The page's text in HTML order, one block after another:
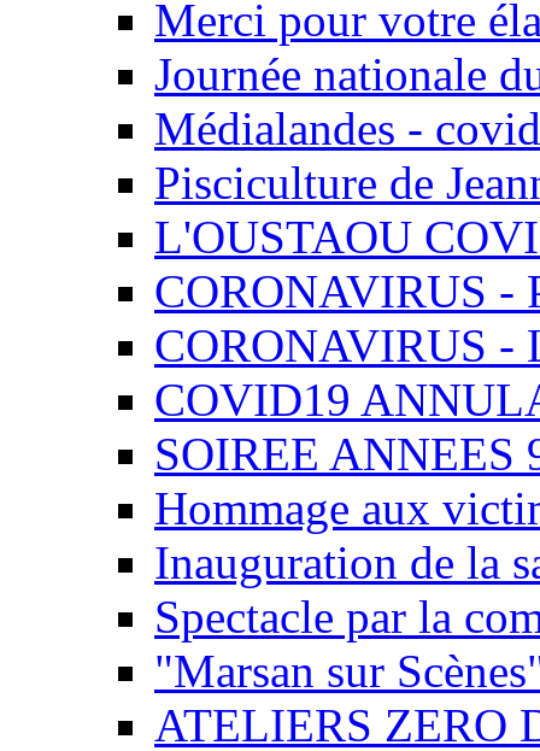
Merci pour votre
Journée nationale
Médialandes -
Pisciculture de
L'OUSTAOU
CORONAVIRUS -
CORONAVIRUS -
COVID19
SOIREE ANNEES
Hommage aux
Inauguration de la
Spectacle par la
"Marsan sur
ATELIERS ZERO